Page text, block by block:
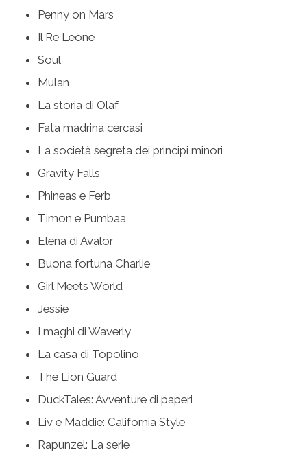
Penny on Mars
Il Re Leone
Soul
Mulan
La storia di Olaf
Fata madrina cercasi
La società segreta dei principi minori
Gravity Falls
Phineas e Ferb
Timon e Pumbaa
Elena di Avalor
Buona fortuna Charlie
Girl Meets World
Jessie
I maghi di Waverly
La casa di Topolino
The Lion Guard
DuckTales: Avventure di paperi
Liv e Maddie: California Style
Rapunzel: La serie